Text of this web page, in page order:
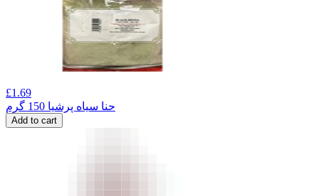
£1.69
حنا سیاه پرشیا 150 گرم
Add to cart